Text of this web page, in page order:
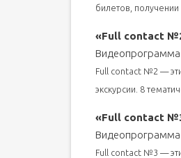
билетов,
«Full contact
Видеопрограмма
Full contact №2 —
экскурсии. 8
«Full contact
Видеопрограмма
Full contact №3 —